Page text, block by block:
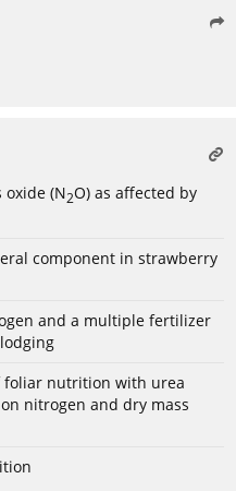
(N2O) as affected by
component in strawberry
and a multiple fertilizer
foliar nutrition with urea
nitrogen and dry mass